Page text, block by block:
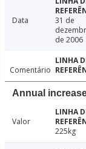
Data
31 de
de 2006
Comentário
Annual
Valor
225kg